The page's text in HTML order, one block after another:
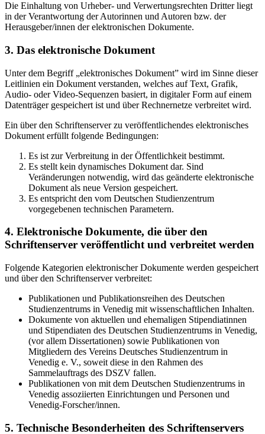
Die Einhaltung von Urheber- und Verwertungsrechten Dritter liegt
in der Verantwortung der Autorinnen und Autoren bzw. der
Herausgeber/innen der elektronischen Dokumente.
3. Das elektronische Dokument
Unter dem Begriff „elektronisches Dokument” wird im Sinne dieser
Leitlinien ein Dokument verstanden, welches auf Text, Grafik,
Audio- oder Video-Sequenzen basiert, in digitaler Form auf einem
Datenträger gespeichert ist und über Rechnernetze verbreitet wird.
Ein über den Schriftenserver zu veröffentlichendes elektronisches
Dokument erfüllt folgende Bedingungen:
Es ist zur Verbreitung in der Öffentlichkeit bestimmt.
Es stellt kein dynamisches Dokument dar. Sind
Veränderungen notwendig, wird das geänderte elektronische
Dokument als neue Version gespeichert.
Es entspricht den vom Deutschen Studienzentrum
vorgegebenen technischen Parametern.
4. Elektronische Dokumente, die über den
Schriftenserver veröffentlicht und verbreitet werden
Folgende Kategorien elektronischer Dokumente werden gespeichert
und über den Schriftenserver verbreitet:
Publikationen und Publikationsreihen des Deutschen
Studienzentrums in Venedig mit wissenschaftlichen Inhalten.
Dokumente von aktuellen und ehemaligen Stipendiatinnen
und Stipendiaten des Deutschen Studienzentrums in Venedig,
(vor allem Dissertationen) sowie Publikationen von
Mitgliedern des Vereins Deutsches Studienzentrum in
Venedig e. V., soweit diese in den Rahmen des
Sammelauftrags des DSZV fallen.
Publikationen von mit dem Deutschen Studienzentrums in
Venedig assoziierten Einrichtungen und Personen und
Venedig-Forscher/innen.
5. Technische Besonderheiten des Schriftenservers